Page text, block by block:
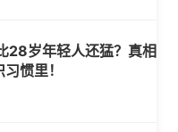
28岁年轻人还猛？真相
惯里！